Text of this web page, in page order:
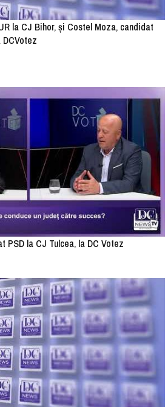
la CJ Bihor, și Costel Moza, candidat
PSD la CJ Tulcea, la DC Votez